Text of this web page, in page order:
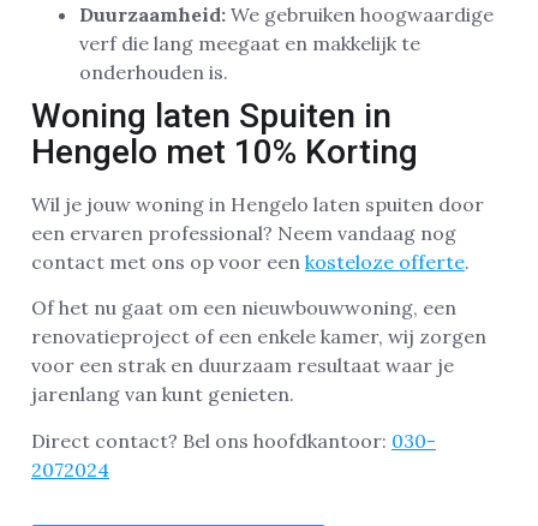
Duurzaamheid: We gebruiken hoogwaardige
verf die lang meegaat en makkelijk te
onderhouden is.
Woning laten Spuiten in
Hengelo met 10% Korting
Wil je jouw woning in Hengelo laten spuiten door
een ervaren professional? Neem vandaag nog
contact met ons op voor een kosteloze offerte.
Of het nu gaat om een nieuwbouwwoning, een
renovatieproject of een enkele kamer, wij zorgen
voor een strak en duurzaam resultaat waar je
jarenlang van kunt genieten.
Direct contact? Bel ons hoofdkantoor: 030-
2072024